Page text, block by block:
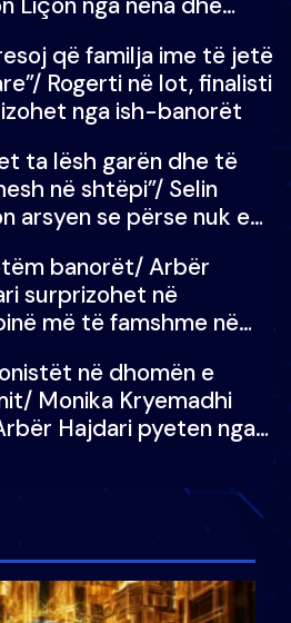
dot lotët: Nuk meritoj…
që familja ime të jetë
Rogerti në lot, finalisti
nga ish-banorët
ta lësh garën dhe të
në shtëpi”/ Selin
arsyen se përse nuk e
time deri në fund
banorët/ Arbër
surprizohet në
më të famshme në
e tij
në dhomën e
Monika Kryemadhi
Hajdari pyeten nga
njëri-tjetrin?